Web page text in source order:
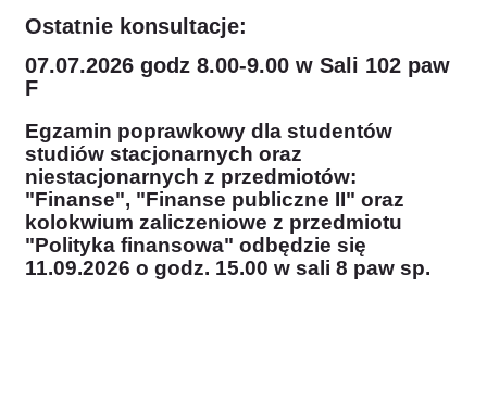
Ostatnie konsultacje:
07.07.2026 godz 8.00-9.00 w Sali 102 paw
F
Egzamin poprawkowy dla studentów
studiów stacjonarnych oraz
niestacjonarnych z przedmiotów:
"Finanse", "Finanse publiczne II" oraz
kolokwium zaliczeniowe z przedmiotu
"Polityka finansowa" odbędzie się
11.09.2026 o godz. 15.00 w sali 8 paw sp.